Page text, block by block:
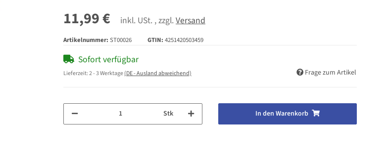
11,99 € inkl. USt. , zzgl. Versand
Artikelnummer: ST00026 GTIN: 4251420503459
Sofort verfügbar
Lieferzeit:2 - 3 Werktage(DE - Ausland abweichend) Frage zum Artikel
Stk In den Warenkorb